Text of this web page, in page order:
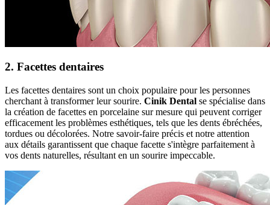
2. Facettes dentaires
Les facettes dentaires sont un choix populaire pour les personnes
cherchant à transformer leur sourire. Cinik Dental se spécialise dans
la création de facettes en porcelaine sur mesure qui peuvent corriger
efficacement les problèmes esthétiques, tels que les dents ébréchées,
tordues ou décolorées. Notre savoir-faire précis et notre attention
aux détails garantissent que chaque facette s'intègre parfaitement à
vos dents naturelles, résultant en un sourire impeccable.